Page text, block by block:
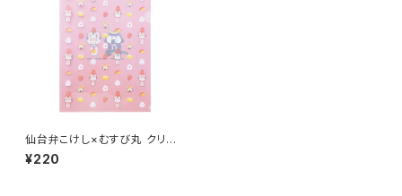
仙台弁こけし×むすび丸 クリア
ファイル（A4）
¥220